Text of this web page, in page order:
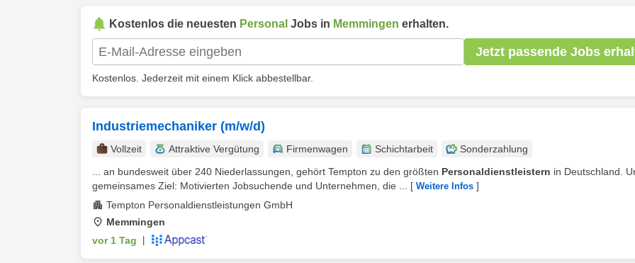
Kostenlos die neuesten Personal Jobs in Memmingen erhalten.
Jetzt passende Jobs
Kostenlos. Jederzeit mit einem Klick abbestellbar.
Industriemechaniker (m/w/d)
Vollzeit Attraktive Vergütung Firmenwagen Schichtarbeit
Sonderzahlung
... an bundesweit über 240 Niederlassungen, gehört Tempton zu den größten Personaldienstleistern in Deutschland.
gemeinsames Ziel: Motivierten Jobsuchende und Unternehmen, die ...
[ Weitere Infos ]
Tempton Personaldienstleistungen GmbH
Memmingen
vor 1 Tag